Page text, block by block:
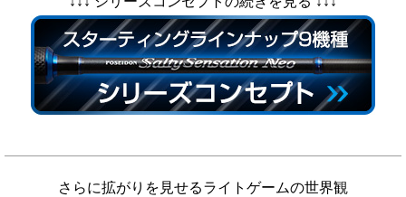
さらに拡がりを見せるライトゲームの世界観